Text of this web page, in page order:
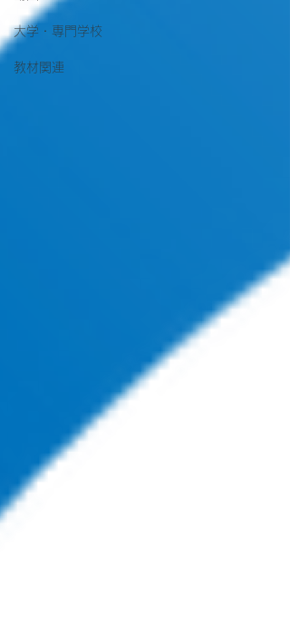
大学・専門学校
教材関連